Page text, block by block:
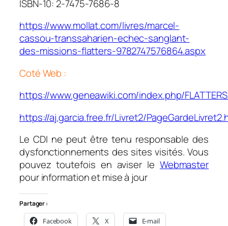
ISBN-10: 2-7475-7686-8
https://www.mollat.com/livres/marcel-
cassou-transsaharien-echec-sanglant-
des-missions-flatters-9782747576864.aspx
Coté Web :
https://www.geneawiki.com/index.php/
https://aj.garcia.free.fr/Livret2/
Le CDI ne peut être tenu responsable des
dysfonctionnements des sites visités. Vous
pouvez toutefois en aviser le Webmaster
pour information et mise à jour
Partager :
Facebook X E-mail